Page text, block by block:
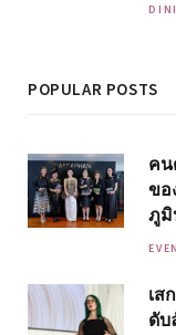
POPULAR POSTS
คน
ขอ
ภูมิ
เส
ดับ